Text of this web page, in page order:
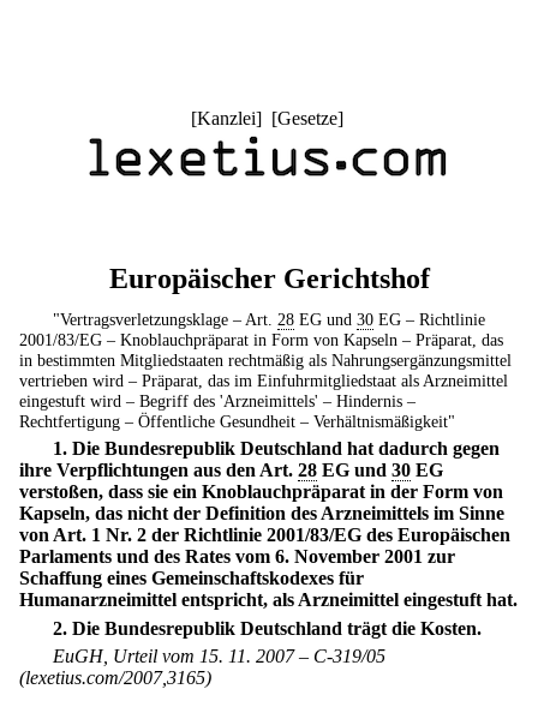
[Kanzlei] [Gesetze]
Europäischer Gerichtshof
"Vertragsverletzungsklage – Art. 28 EG und30 EG – Richtlinie
2001/83/EG – Knoblauchpräparat in Form von Kapseln – Präparat, das
in bestimmten Mitgliedstaaten rechtmäßig als Nahrungsergänzungsmittel
vertrieben wird – Präparat, das im Einfuhrmitgliedstaat als Arzneimittel
eingestuft wird – Begriff des 'Arzneimittels' – Hindernis –
Rechtfertigung – Öffentliche Gesundheit – Verhältnismäßigkeit"
1. Die Bundesrepublik Deutschland hat dadurch gegen
ihre Verpflichtungen aus den Art. 28 EG und 30 EG
verstoßen, dass sie ein Knoblauchpräparat in der Form von
Kapseln, das nicht der Definition des Arzneimittels im Sinne
von Art. 1 Nr. 2 der Richtlinie 2001/83/EG des Europäischen
Parlaments und des Rates vom 6. November 2001 zur
Schaffung eines Gemeinschaftskodexes für
Humanarzneimittel entspricht, als Arzneimittel eingestuft hat.
2. Die Bundesrepublik Deutschland trägt die Kosten.
EuGH, Urteil vom 15. 11. 2007 – C-319/05
(lexetius.com/2007,3165)